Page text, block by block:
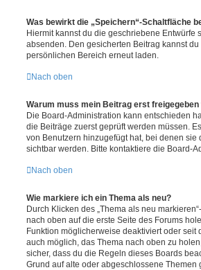
Was bewirkt die „Speichern“-Schaltfläche
Hiermit kannst du die geschriebene
absenden. Den gesicherten Beitrag kannst
persönlichen Bereich erneut laden.
Nach oben
Warum muss mein Beitrag erst freigegeben
Die Board-Administration kann entschieden
die Beiträge zuerst geprüft werden müssen.
von Benutzern hinzugefügt hat, bei denen
sichtbar werden. Bitte kontaktiere die Board-
Nach oben
Wie markiere ich ein Thema als neu?
Durch Klicken des „Thema als neu
nach oben auf die erste Seite des Forums
Funktion möglicherweise deaktiviert oder
auch möglich, das Thema nach oben zu
sicher, dass du die Regeln dieses Boards
Grund auf alte oder abgeschlossene Themen